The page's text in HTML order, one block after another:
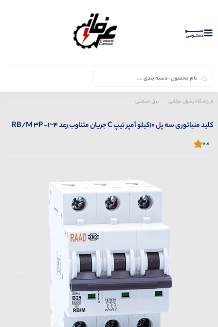
منــــــــــــو
دستــرسی
فروشگاه پسران عرفانی برق صنعتی
کلید منیاتوری سه پل 10کیلو آمپر تیپ C جریان متناوب رعد RB/M 3P -1~4
0.0